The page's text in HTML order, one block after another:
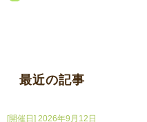
最近の記事
[開催日] 2026年9月12日